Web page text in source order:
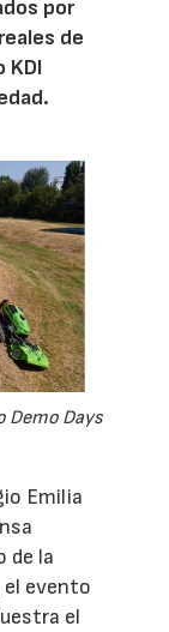
por
de
KDI
Demo Days
Emilia
de la
el evento
el